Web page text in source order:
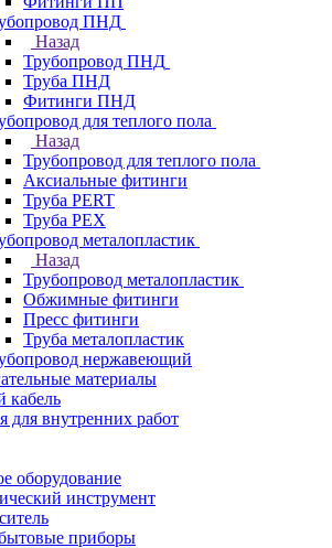
ПНД
Назад
Трубопровод ПНД
Труба ПНД
Фитинги ПНД
для теплого пола
Назад
Трубопровод для теплого пола
Аксиальные фитинги
Труба PERT
Труба PEX
металопластик
Назад
Трубопровод металопластик
Обжимные фитинги
Пресс фитинги
Труба металопластик
нержавеющий
материалы
кабель
для внутренних работ
оборудование
инструмент
приборы